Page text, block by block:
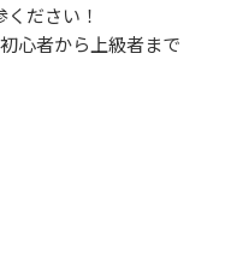
ださい！
心者から上級者まで